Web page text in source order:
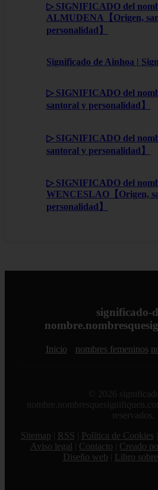
▷ SIGNIFICADO del
ALMUDENA【Origen,
personalidad】
Significado de Ainhoa |
▷ SIGNIFICADO del
santoral y personalidad】
▷ SIGNIFICADO del
santoral y personalidad】
▷ SIGNIFICADO del
WENCESLAO【Origen,
personalidad】
significado-
Inicio nombres femeninos
© 2026
reservados.
Sitemap
RSS Política de Cookies
Aviso legal
Contacto
Creado
Diseño web
Libro